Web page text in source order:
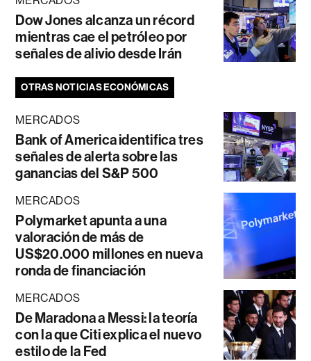
Dow Jones alcanza un récord
mientras cae el petróleo por
señales de alivio desde Irán
OTRAS NOTICIAS ECONÓMICAS
MERCADOS
Bank of America identifica tres
señales de alerta sobre las
ganancias del S&P 500
MERCADOS
Polymarket apunta a una
valoración de más de
US$20.000 millones en nueva
ronda de financiación
MERCADOS
De Maradona a Messi: la teoría
con la que Citi explica el nuevo
estilo de la Fed